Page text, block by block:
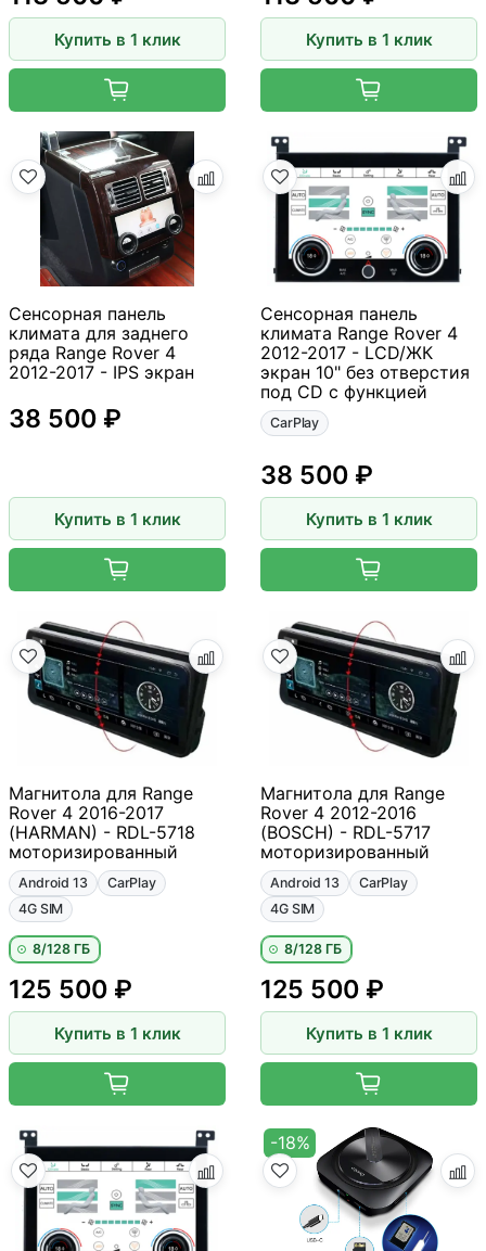
Купить в 1 клик Купить в 1 клик
Сенсорная панель
климата для заднего
ряда Range Rover 4
2012-2017 - IPS экран
38 500 ₽
Купить в 1 клик
Сенсорная панель
климата Range Rover 4
2012-2017 - LCD/ЖК
экран 10" без отверстия
под CD с функцией
CarPlay
38 500 ₽
Купить в 1 клик
Магнитола для Range
Rover 4 2016-2017
(HARMAN) - RDL-5718
моторизированный
Android 13
CarPlay
4G SIM
8/128 ГБ
125 500 ₽
Купить в 1 клик
Магнитола для Range
Rover 4 2012-2016
(BOSCH) - RDL-5717
моторизированный
Android 13
CarPlay
4G SIM
8/128 ГБ
125 500 ₽
Купить в 1 клик
-18%